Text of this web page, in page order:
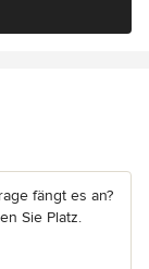
fängt es an?
Sie Platz.